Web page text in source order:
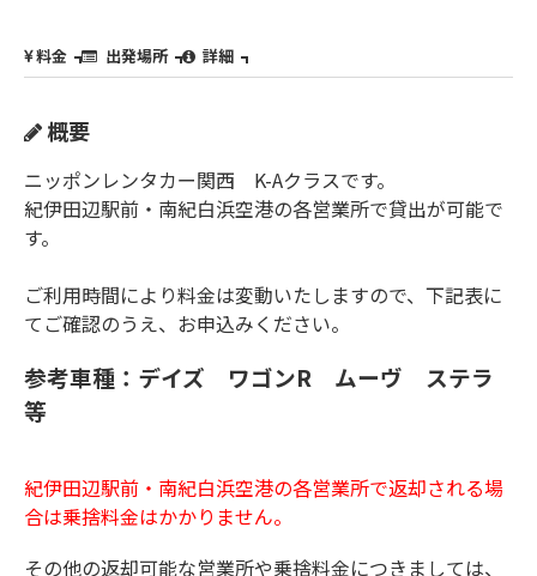
料金 出発場所 詳細
概要
ニッポンレンタカー関西 K-Aクラスです。
紀伊田辺駅前・南紀白浜空港の各営業所で貸出が可能で
す。
ご利用時間により料金は変動いたしますので、下記表に
てご確認のうえ、お申込みください。
参考車種：デイズ ワゴンR ムーヴ ステラ
等
紀伊田辺駅前・南紀白浜空港の各営業所で返却される場
合は乗捨料金はかかりません。
その他の返却可能な営業所や乗捨料金につきましては、